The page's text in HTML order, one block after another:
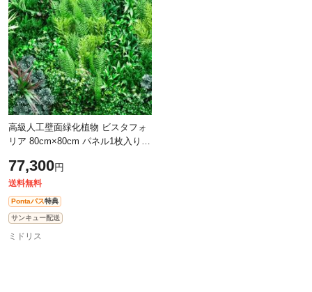
高級人工壁面緑化植物 ビスタフォ
リア 80cm×80cm パネル1枚入り
ェイク グリーン ウォール 施設 店
舗
77,300円
送料無料
Pontaパス特典
サンキュー配送
ミドリス